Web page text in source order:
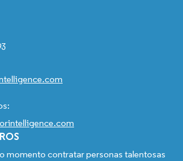
momento contratar personas talentosas